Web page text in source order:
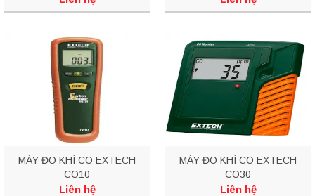
MÁY ĐO KHÍ CO EXTECH
CO10
Liên hệ
MÁY ĐO KHÍ CO EXTECH
CO30
Liên hệ